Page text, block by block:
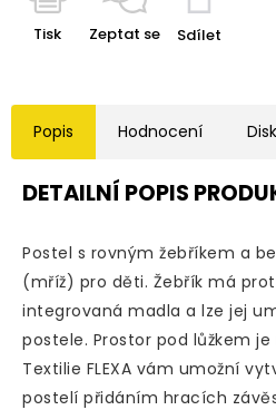
Tisk Zeptat se Sdílet
Popis Hodnocení
DETAILNÍ POPIS
Postel s rovným žebříkem a
(mříž) pro děti. Žebřík má
integrovaná madla a lze jej
postele. Prostor pod lůžkem
Textilie FLEXA vám umožní
postelí přidáním hracích